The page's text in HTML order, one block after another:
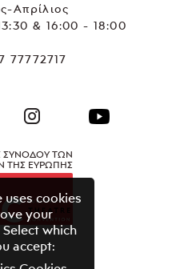
Απρίλιος
& 16:00 - 18:00
77772717
ΣΥΝΟΔΟΥ ΤΩΝ
ΤΗΣ ΕΥΡΩΠΗΣ
uses cookies
your
which
accept: